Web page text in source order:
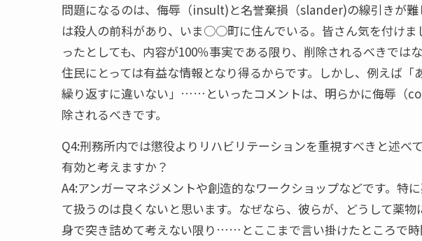
問題になるのは、侮辱（insult)と名誉棄損（slander)の線引きが難
は殺人の前科があり、いま○○町に住んでいる。皆さん気を付け
ったとしても、内容が100％事実である限り、削除されるべきでは
住民にとっては有益な情報となり得るからです。しかし、例えば
繰り返すに違いない」……といったコメントは、明らかに侮辱（
除されるべきです。
Q4:刑務所内では懲役よりリハビリテーションを重視すべきと述べ
有効と考えますか？
A4:アンガーマネジメントや創造的なワークショップなどです。特
て扱うのは良くないと思います。なぜなら、彼らが、どうして薬
身で突き詰めて考えない限り……とここまで言い掛けたところで時